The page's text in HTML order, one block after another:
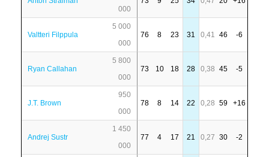
000
Valtteri Filppula
5 000
000
76 8 23 31 0,41 46 -6
Ryan Callahan
5 800
000
73 10 18 28 0,38 45 -5
J.T. Brown
950
000
78 8 14 22 0,28 59 +16
Andrej Sustr
1 450
000
77 4 17 21 0,27 30 -2